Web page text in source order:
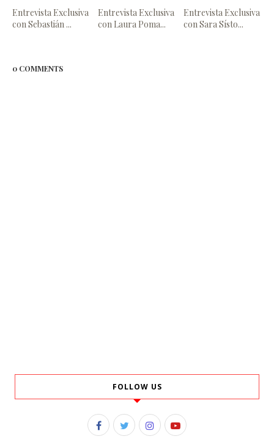
Entrevista Exclusiva
con Sebastián ...
Entrevista Exclusiva
con Laura Poma...
Entrevista Exclusiva
con Sara Sísto...
0 COMMENTS
FOLLOW US